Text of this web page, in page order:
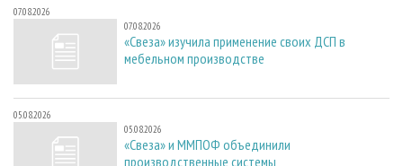
07.08.2026
07.08.2026
«Свеза» изучила применение своих ДСП в
мебельном производстве
05.08.2026
05.08.2026
«Свеза» и ММПОФ объединили
производственные системы